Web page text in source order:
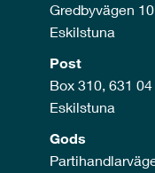
Gredbyvägen 10
Eskilstuna
Post
Box 310, 631 04
Eskilstuna
Gods